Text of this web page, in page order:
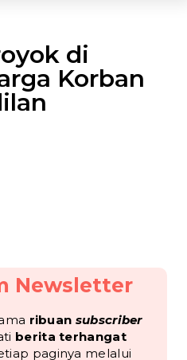
di
Korban
Newsletter
ribuan subscriber
berita terhangat
paginya melalui